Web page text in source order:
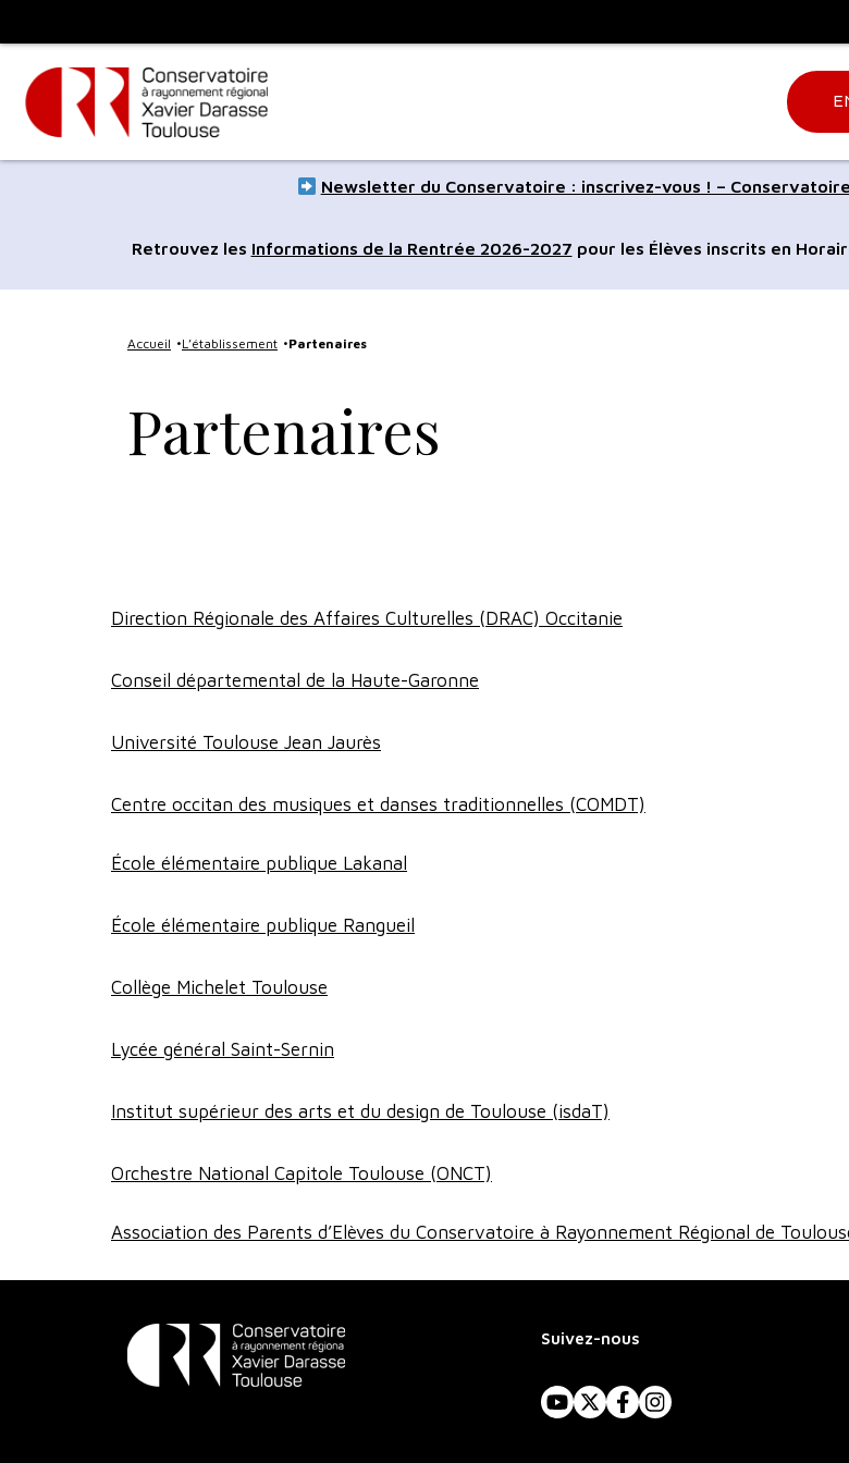
principal
à
navigation
à
recherche
métropole
Newsletter du Conservatoire : inscrivez-vous ! –
Retrouvez les Informations de la Rentrée 2026-2027 pour les Élèves inscrits en
Accueil L’établissement Partenaires
Partenaires
Direction Régionale des Affaires Culturelles (DRAC) Occitanie
Conseil départemental de la Haute-Garonne
Université Toulouse Jean Jaurès
Centre occitan des musiques et danses traditionnelles (COMDT)
École élémentaire publique Lakanal
École élémentaire publique Rangueil
Collège Michelet Toulouse
Lycée général Saint-Sernin
Institut supérieur des arts et du design de Toulouse (isdaT)
Orchestre National Capitole Toulouse (ONCT)
Association des Parents d’Elèves du Conservatoire à Rayonnement Régional de
Suivez-nous
YouTube
X FacebookInstagram